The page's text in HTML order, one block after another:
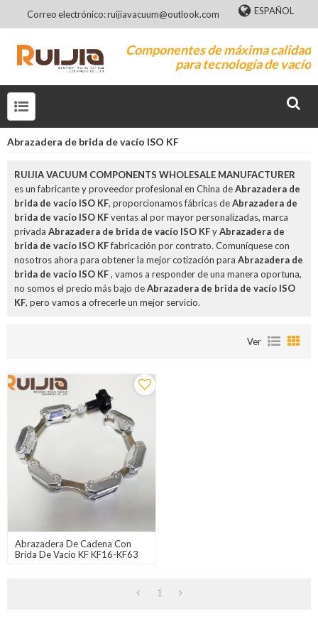
Correo electrónico: ruijiavacuum@outlook.com ESPAÑOL
Componentes de máxima calidad
para tecnología de vacío
Abrazadera de brida de vacío ISO KF
RUIJIA VACUUM COMPONENTS WHOLESALE MANUFACTURER
es un fabricante y proveedor profesional en China deAbrazadera de
brida de vacío ISO KF, proporcionamos fábricas deAbrazadera de
brida de vacío ISO KFventas al por mayor personalizadas, marca
privada Abrazadera de brida de vacío ISO KFyAbrazadera de
brida de vacío ISO KFfabricación por contrato. Comuníquese con
nosotros ahora para obtener la mejor cotización para Abrazadera de
brida de vacío ISO KF, vamos a responder de una manera oportuna,
no somos el precio más bajo deAbrazadera de brida de vacío ISO
KF, pero vamos a ofrecerle un mejor servicio.
Ver
Abrazadera De Cadena Con
Brida De Vacío KF KF16-KF63
1